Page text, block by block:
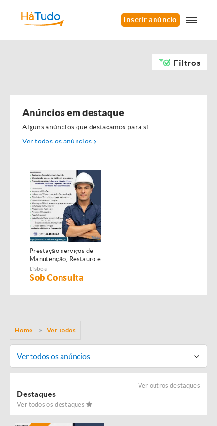
Inserir anúncio
Filtros
Anúncios em destaque
Alguns anúncios que destacamos para si.
Ver todos os anúncios
Prestação serviços de
Manutenção, Restauro e
Remodelação de
imóveis!
Lisboa
Sob Consulta
Home Ver todos
Ver todos os anúncios
Ver outros destaques
Destaques
Ver todos os destaques